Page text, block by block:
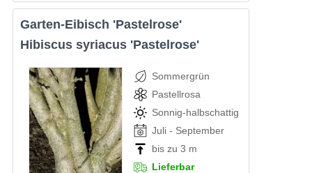
Garten-Eibisch 'Pastelrose'
Hibiscus syriacus 'Pastelrose'
Sommergrün
Pastellrosa
Sonnig-halbschattig
Juli - September
bis zu 3 m
Lieferbar